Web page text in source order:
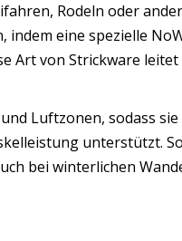
Rodeln oder
eine spezielle
Art von Strickware
Luftzonen, sodass
unterstützt.
bei winterlichen